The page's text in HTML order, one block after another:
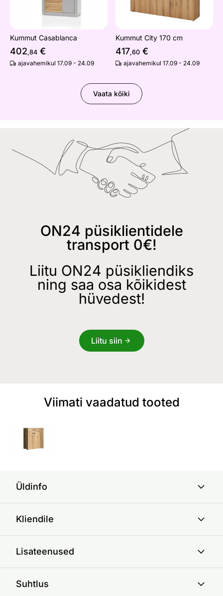
Kummut Casablanca
402,84 €
ajavahemikul 17.09 - 24.09
Kummut City 170 cm
417,60 €
ajavahemikul 17.09 - 24.09
Vaata kõiki
ON24 püsiklientidele
transport 0€!
Liitu ON24 püsikliendiks
ning saa osa kõikidest
hüvedest!
Liitu siin
Viimati vaadatud tooted
Üldinfo
Kliendile
Lisateenused
Suhtlus